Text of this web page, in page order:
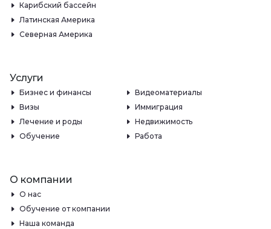
Карибский бассейн
Латинская Америка
Северная Америка
Услуги
Бизнес и финансы
Видеоматериалы
Визы
Иммиграция
Лечение и роды
Недвижимость
Обучение
Работа
О компании
О нас
Обучение от компании
Наша команда